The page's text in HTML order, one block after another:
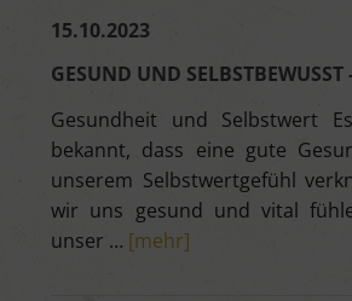
15.10.2023
GESUND UND
Gesundheit und Selbstwert
bekannt, dass eine gute
unserem Selbstwertgefühl
wir uns gesund und vital
unser … [mehr]